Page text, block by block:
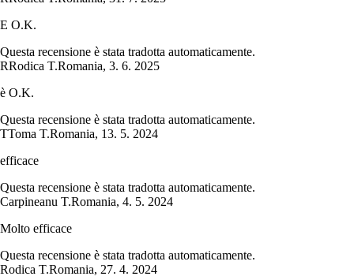
E O.K.
Questa recensione è stata tradotta automaticamente.
RRodica T.Romania, 3. 6. 2025
è O.K.
Questa recensione è stata tradotta automaticamente.
TToma T.Romania, 13. 5. 2024
efficace
Questa recensione è stata tradotta automaticamente.
Carpineanu T.Romania, 4. 5. 2024
Molto efficace
Questa recensione è stata tradotta automaticamente.
Rodica T.Romania, 27. 4. 2024